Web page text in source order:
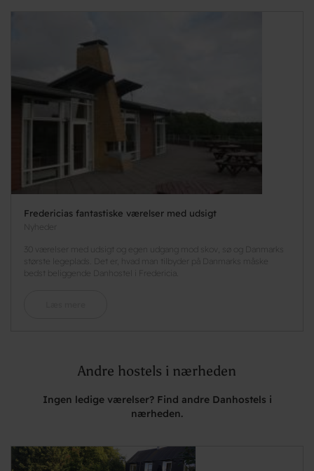
Fredericias fantastiske værelser med udsigt
30 værelser med udsigt og egen udgang mod skov, sø og Danmarks
største legeplads. Det er, hvad man tilbyder på Danmarks måske
bedst beliggende Danhostel i Fredericia.
Andre hostels i nærheden
Ingen ledige værelser? Find andre Danhostels i
nærheden.